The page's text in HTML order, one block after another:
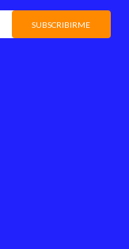
SUBSCRIBIRME